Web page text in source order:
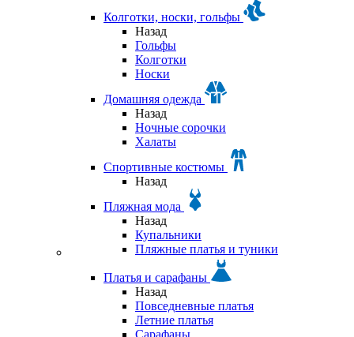
Колготки, носки, гольфы
Назад
Гольфы
Колготки
Носки
Домашняя одежда
Назад
Ночные сорочки
Халаты
Спортивные костюмы
Назад
Пляжная мода
Назад
Купальники
Пляжные платья и туники
Платья и сарафаны
Назад
Повседневные платья
Летние платья
Сарафаны